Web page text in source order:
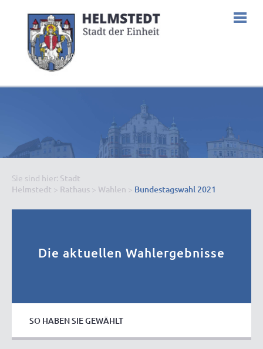
Sie sind hier: Stadt
Helmstedt > Rathaus > Wahlen > Bundestagswahl 2021
Die aktuellen Wahlergebnisse
SO HABEN SIE GEWÄHLT